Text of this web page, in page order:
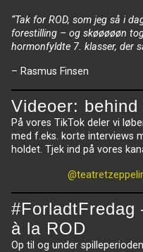
“Tak for ROD, som jeg så i
forestilling – og skøøøøøn
hormonfyldte 7. klasser, der
– Rasmus Finsen
Videoer:
På vores TikTok deler vi
med f.eks. korte interviews
holdet. Tjek ind på vores
#ForladtFredag
à la ROD
Op til og under